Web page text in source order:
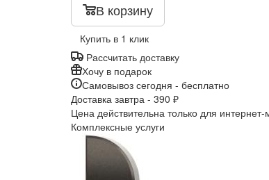
В корзину
Купить в 1 клик
Рассчитать доставку
Хочу в подарок
Самовывоз сегодня - бесплатно
Доставка завтра - 390 ₽
Цена действительна только для
Комплексные услуги